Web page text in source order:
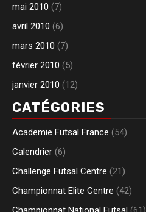
mai 2010 (7)
avril 2010 (6)
mars 2010 (7)
février 2010 (5)
janvier 2010 (12)
CATÉGORIES
Academie Futsal France (54)
Calendrier (6)
Challenge Futsal Centre (21)
Championnat Elite Centre (42)